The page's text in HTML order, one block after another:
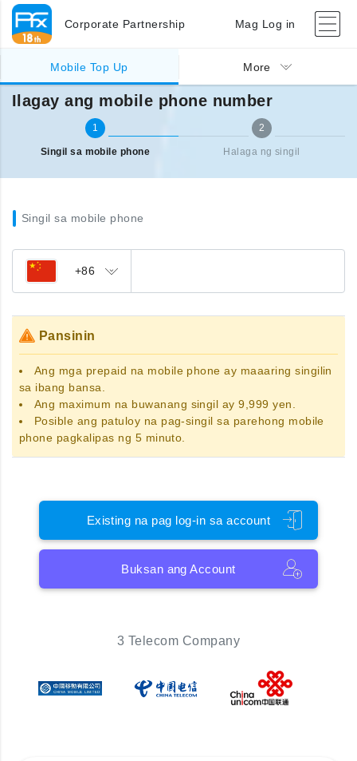
Corporate Partnership Mag Log in
Mobile Top Up More
Singil sa ibang bansa (mobile) Ilagay ang mobile phone number
Ilagay ang mobile phone number
1
Singil sa mobile phone
2
Halaga ng singil
Singil sa mobile phone
+86
Pansinin
Ang mga prepaid na mobile phoneay maaaring singilin
sa ibang bansa.
Ang maximum na buwanang singil ay 9,999 yen.
Posible ang patuloy na pag-singil sa parehong mobile
phone pagkalipas ng 5 minuto.
Existing na pag log-in sa account
Buksan ang Account
3 Telecom Company